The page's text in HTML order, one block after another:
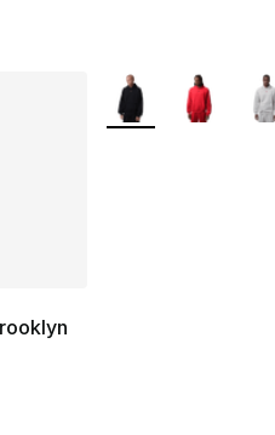
est passé de $85.00 à
Plus de couleurs